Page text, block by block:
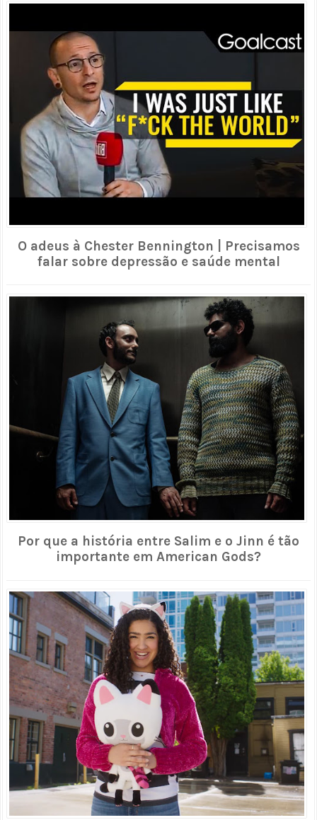
O adeus à Chester Bennington | Precisamos
falar sobre depressão e saúde mental
Por que a história entre Salim e o Jinn é tão
importante em American Gods?